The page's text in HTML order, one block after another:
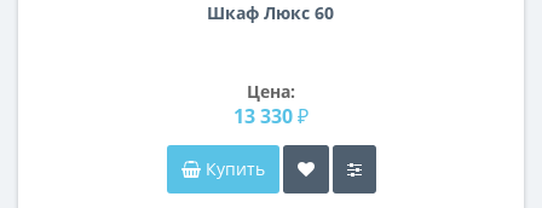
Шкаф Люкс 60
Цена:
13 330 ₽
Купить